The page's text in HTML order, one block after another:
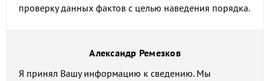
проверку данных фактов с целью наведения порядка.
Александр Ремезков
Я принял Вашу информацию к сведению. Мы